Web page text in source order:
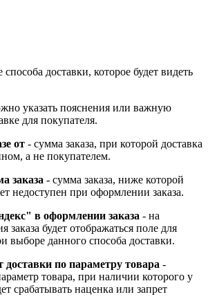
способа доставки, которое будет видеть
указать пояснения или важную
для покупателя.
от - сумма заказа, при которой доставка
а не покупателем.
заказа - сумма заказа, ниже которой
недоступен при оформлении заказа.
в оформлении заказа - на
заказа будет отображаться поле для
выборе данного способа доставки.
доставки по параметру товара -
товара, при наличии которого у
срабатывать наценка или запрет